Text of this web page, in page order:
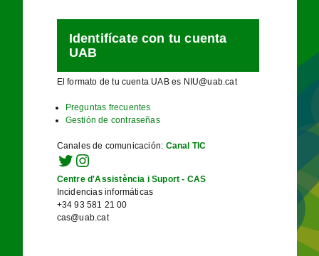
Identifícate con tu cuenta
UAB
El formato de tu cuenta UAB es NIU@uab.cat
Preguntas frecuentes
Gestión de contraseñas
Canales de comunicación: Canal TIC
Centre d'Assistència i Suport - CAS
Incidencias informáticas
+34 93 581 21 00
cas@uab.cat